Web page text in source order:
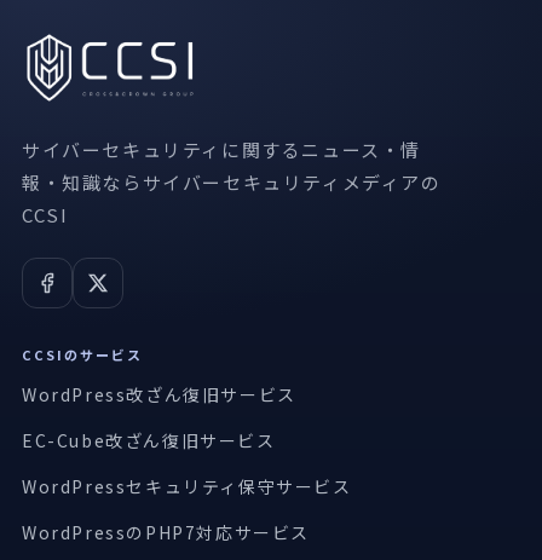
サイバーセキュリティに関するニュース・情
報・知識ならサイバーセキュリティメディアの
CCSI
CCSIのサービス
WordPress改ざん復旧サービス
EC-Cube改ざん復旧サービス
WordPressセキュリティ保守サービス
WordPressのPHP7対応サービス